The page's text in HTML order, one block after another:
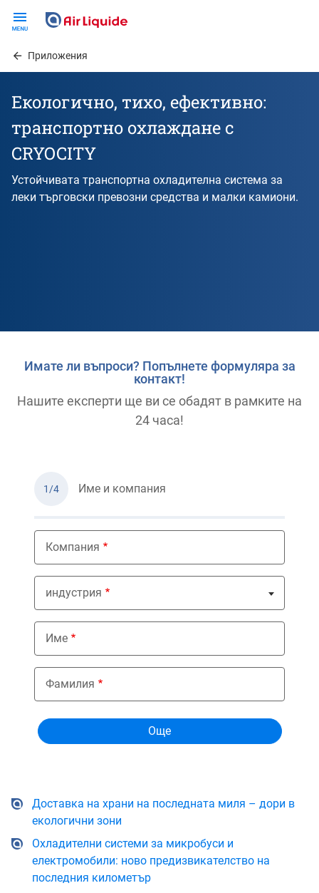
contentПриложения
Екологично, тихо, ефективно:
транспортно охлаждане с
CRYOCITY
Устойчивата транспортна охладителна система за
леки търговски превозни средства и малки камиони.
Доставка на храни на последната миля – дори в
екологични зони
Охладителни системи за микробуси и
електромобили: ново предизвикателство на
последния километър
Имате ли въпроси? Попълнете формуляра за
контакт!
Нашите експерти ще ви се обадят в рамките на
24 часа!
1/4 Име и компания
Компания
индустрия
Nothing selected
Име
Фамилия